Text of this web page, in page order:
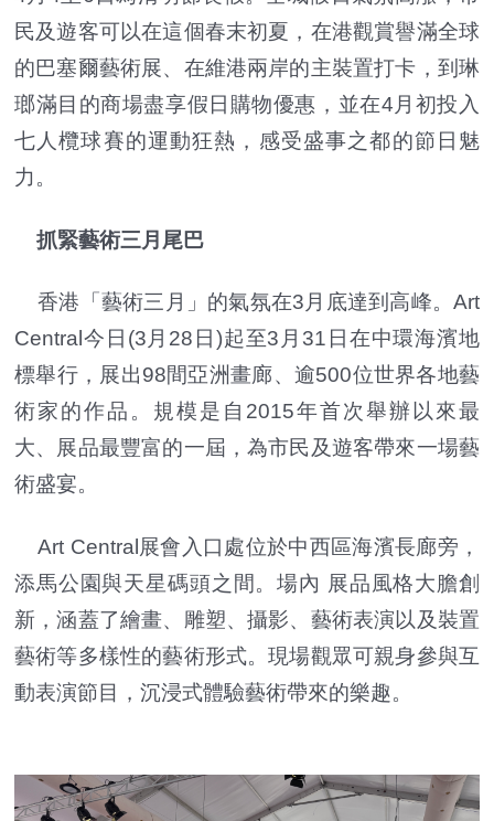
民及遊客可以在這個春末初夏，在港觀賞譽滿全球
的巴塞爾藝術展、在維港兩岸的主裝置打卡，到琳
瑯滿目的商場盡享假日購物優惠，並在4月初投入
七人欖球賽的運動狂熱，感受盛事之都的節日魅
力。
抓緊藝術三月尾巴
香港「藝術三月」的氣氛在3月底達到高峰。Art
Central今日(3月28日)起至3月31日在中環海濱地
標舉行，展出98間亞洲畫廊、逾500位世界各地藝
術家的作品。規模是自2015年首次舉辦以來最
大、展品最豐富的一屆，為市民及遊客帶來一場藝
術盛宴。
Art Central展會入口處位於中西區海濱長廊旁，
添馬公園與天星碼頭之間。場內 展品風格大膽創
新，涵蓋了繪畫、雕塑、攝影、藝術表演以及裝置
藝術等多樣性的藝術形式。現場觀眾可親身參與互
動表演節目，沉浸式體驗藝術帶來的樂趣。